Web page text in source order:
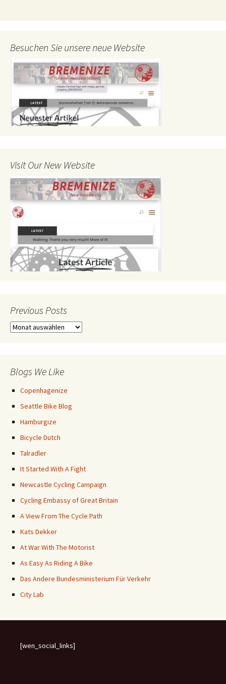
Besuchen Sie unsere neue Website
Visit Our New Website
Previous Posts
Previous
Blogs We Like
Copenhagenize
Seattle Bike Blog
Hamburgize
Bicycle Dutch
Talradler
It Started With A Fight
Newcastle Cycling Campaign
Cycling Embassy of Great Britain
A View From The Cycle Path
Kats Dekker
At War With The Motorist
As Easy As Riding A Bike
Das Andere Bundesministerium Für Verkehr
City Lab
[wen_social_links]